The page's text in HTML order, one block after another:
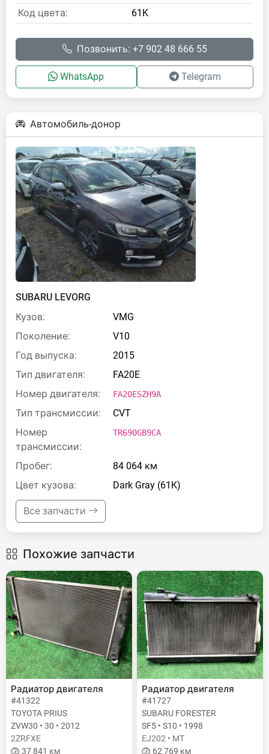
Код цвета: 61K
Позвонить: +7 902 48 666 55
WhatsApp Telegram
Автомобиль-донор
SUBARU LEVORG
Кузов:
VMG
Поколение:
V10
Год выпуска:
2015
Тип двигателя:
FA20E
Номер двигателя:
FA20ESZH9A
Тип трансмиссии:
CVT
Номер
трансмиссии:
TR690GB9CA
Пробег:
84 064 км
Цвет кузова:
Dark Gray (61K)
Все запчасти
Похожие запчасти
Радиатор двигателя
#41322
TOYOTA PRIUS
ZVW30 • 30 • 2012
2ZRFXE
37 841 км
Радиатор двигателя
#41727
SUBARU FORESTER
SF5 • S10 • 1998
EJ202 • MT
62 769 км